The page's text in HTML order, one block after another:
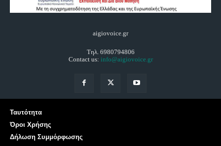
aigiovoice.gr
Τηλ. 6980794806
Contact us: info@aigiovoice.gr
Ταυτότητα
Όροι Χρήσης
Δήλωση Συμμόρφωσης